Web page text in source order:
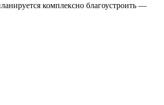
комплексно благоустроить —